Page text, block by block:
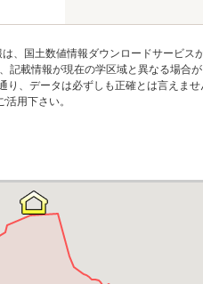
、国土数値情報ダウンロードサービ
載情報が現在の学区域と異なる場合が
り、データは必ずしも正確とは言えま
用下さい。